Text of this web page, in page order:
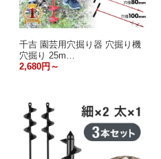
千吉 園芸用穴掘り器 穴掘り機
穴掘り 25m…
2,680円～